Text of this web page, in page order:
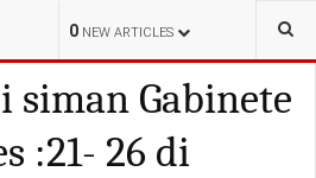
0 NEW ARTICLES
siman Gabinete
:21- 26 di